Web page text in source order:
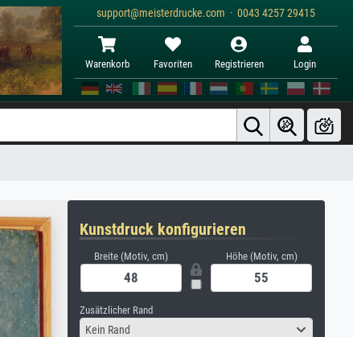
support@meisterdrucke.com · 0043 4257 29415
Warenkorb Favoriten Registrieren Login
Kunstdruck konfigurieren
Breite (Motiv, cm) Höhe (Motiv, cm)
Zusätzlicher Rand
Kein Rand